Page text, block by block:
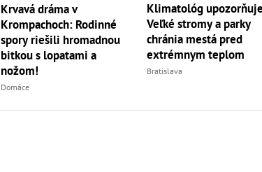
Krvavá dráma v
Krompachoch: Rodinné
spory riešili hromadnou
bitkou s lopatami a
nožom!
Domáce
Klimatológ
Veľké stromy a parky
chránia mestá pred
extrémnym teplom
Bratislava